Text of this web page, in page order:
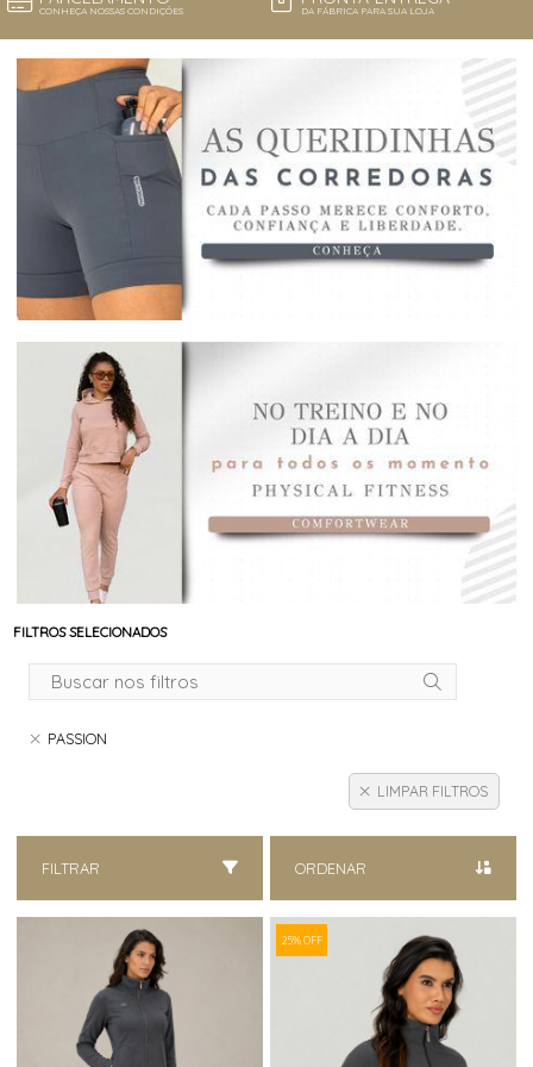
CONHEÇA NOSSAS CONDIÇÕES DA FÁBRICA PARA SUA LOJA
FILTROS SELECIONADOS
PASSION
LIMPAR FILTROS
FILTRAR ORDENAR
25% OFF